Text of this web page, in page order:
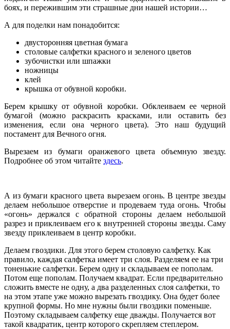
боях, и пережившим эти страшные дни нашей истории…
А для поделки нам понадобится:
двусторонняя цветная бумага
столовые салфетки красного и зеленого цветов
зубочистки или шпажки
ножницы
клей
крышка от обувной коробки.
Берем крышку от обувной коробки. Обклеиваем ее черной
бумагой (можно раскрасить красками, или оставить без
изменения, если она черного цвета). Это наш будущий
постамент для Вечного огня.
Вырезаем из бумаги оранжевого цвета объемную звезду.
Подробнее об этом читайте здесь.
А из бумаги красного цвета вырезаем огонь. В центре звезды
делаем небольшое отверстие и продеваем туда огонь. Чтобы
«огонь» держался с обратной стороны делаем небольшой
разрез и приклеиваем его к внутренней стороны звезды. Саму
звезду приклеиваем в центр коробки.
Делаем гвоздики. Для этого берем столовую салфетку. Как
правило, каждая салфетка имеет три слоя. Разделяем ее на три
тоненькие салфетки. Берем одну и складываем ее пополам.
Потом еще пополам. Получаем квадрат. Если предварительно
сложить вместе не одну, а два разделенных слоя салфетки, то
на этом этапе уже можно вырезать гвоздику. Она будет более
крупной формы. Но мне нужны были гвоздики поменьше.
Поэтому складываем салфетку еще дважды. Получается вот
такой квадратик, центр которого скрепляем степлером.